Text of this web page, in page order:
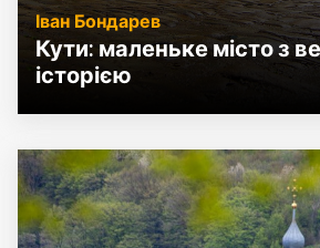
Іван Бондарев
Кути: маленьке місто з
історією